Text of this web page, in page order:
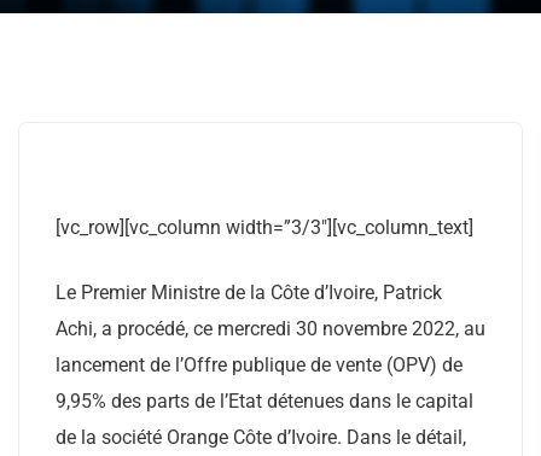
[vc_row][vc_column width=”3/3″][vc_column_text]
Le Premier Ministre de la Côte d’Ivoire, Patrick
Achi, a procédé, ce mercredi 30 novembre 2022, au
lancement de l’Offre publique de vente (OPV) de
9,95% des parts de l’Etat détenues dans le capital
de la société Orange Côte d’Ivoire. Dans le détail,